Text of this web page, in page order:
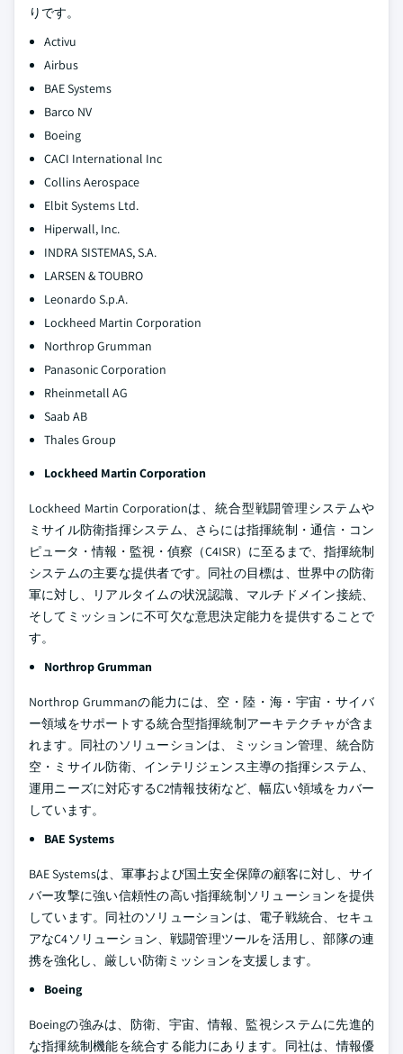
りです。
Activu
Airbus
BAE Systems
Barco NV
Boeing
CACI International Inc
Collins Aerospace
Elbit Systems Ltd.
Hiperwall, Inc.
INDRA SISTEMAS, S.A.
LARSEN & TOUBRO
Leonardo S.p.A.
Lockheed Martin Corporation
Northrop Grumman
Panasonic Corporation
Rheinmetall AG
Saab AB
Thales Group
Lockheed Martin Corporation
Lockheed Martin Corporationは、統合型戦闘管理システムや
ミサイル防衛指揮システム、さらには指揮統制・通信・コン
ピュータ・情報・監視・偵察（C4ISR）に至るまで、指揮統制
システムの主要な提供者です。同社の目標は、世界中の防衛
軍に対し、リアルタイムの状況認識、マルチドメイン接続、
そしてミッションに不可欠な意思決定能力を提供することで
す。
Northrop Grumman
Northrop Grummanの能力には、空・陸・海・宇宙・サイバ
ー領域をサポートする統合型指揮統制アーキテクチャが含ま
れます。同社のソリューションは、ミッション管理、統合防
空・ミサイル防衛、インテリジェンス主導の指揮システム、
運用ニーズに対応するC2情報技術など、幅広い領域をカバー
しています。
BAE Systems
BAE Systemsは、軍事および国土安全保障の顧客に対し、サイ
バー攻撃に強い信頼性の高い指揮統制ソリューションを提供
しています。同社のソリューションは、電子戦統合、セキュ
アなC4ソリューション、戦闘管理ツールを活用し、部隊の連
携を強化し、厳しい防衛ミッションを支援します。
Boeing
Boeingの強みは、防衛、宇宙、情報、監視システムに先進的
な指揮統制機能を統合する能力にあります。同社は、情報優